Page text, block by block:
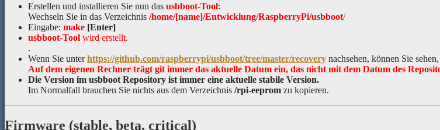
Erstellen und installieren Sie nun das usbboot-Tool:
Wechseln Sie in das Verzeichnis /home/[name]/Entwicklung/RaspberryPi/usbboot/
Eingabe: make [Enter]
usbboot-Tool wird erstellt.
.
Wenn Sie unterhttps://github.com/raspberrypi/usbboot/tree/master/recovery nachsehen, können Sie sehen,
Auf dem eigenen Rechner trägt git immer das aktuelle Datum ein, das nicht mit dem Datum des
Die Version im usbboot Repository ist immer eine aktuelle stabile Version.
Im Normalfall brauchen Sie nichts aus dem Verzeichnis /rpi-eeprom zu kopieren.
Firmware (stable, beta, critical)